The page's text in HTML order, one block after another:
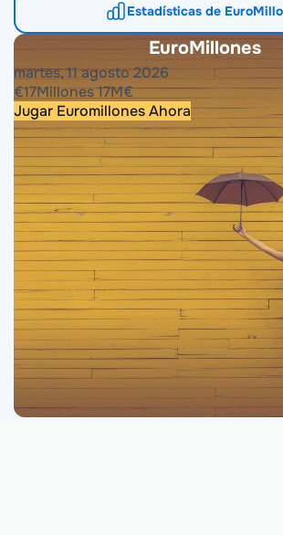
EuroMillones
martes, 11 agosto 2026
€17Millones17M€
Jugar Euromillones Ahora
Estadísticas de